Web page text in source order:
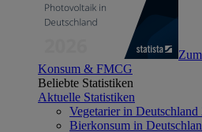
Konsum & FMCG
Beliebte Statistiken
Aktuelle Statistiken
Vegetarier in
Bierkonsum in